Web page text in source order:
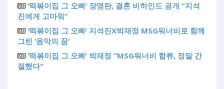
‘떡볶이집 그 오빠’ 장영란, 결혼 비하인드 공개 “지석
진에게 고마워”
‘떡볶이집 그 오빠’ 지석진X박재정 MSG워너비로 함께
그린 ‘음악의 꿈’
‘떡볶이집 그 오빠’ 박재정 “MSG워너비 합류, 정말 간
절했다”